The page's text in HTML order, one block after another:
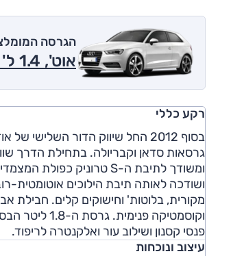
הגרסה
אוט', 1.4 ל' טורבו, 3 דל' 2014
רקע כללי
ושודכה לאותה תיבת הילוכים
פנסי קסנון ושילוב עור ואלקנטרה לריפוד.
עיצוב ונוכחות